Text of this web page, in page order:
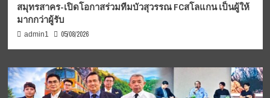
สมุทรสาคร-เปิดโอกาสร่วมทีมบัวสุวรรณ FCสโลแกน เป็นผู้ให้
มากกว่าผู้รับ
admin1 05/08/2026